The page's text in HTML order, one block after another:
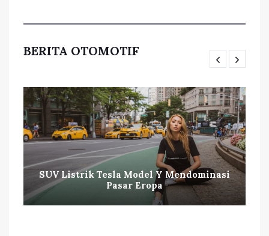
BERITA OTOMOTIF
SUV Listrik Tesla Model Y Mendominasi
Pasar Eropa